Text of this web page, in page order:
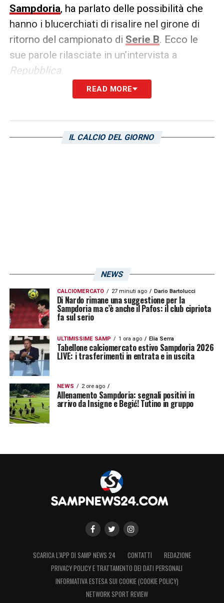
Sampdoria, ha parlato delle possibilità che
hanno i blucerchiati di risalire nel girone di
ritorno del campionato di Serie B. Ecco le
sue parole rilasciate in un’intervista a
Repubblica.
GIRONE DI RITORNO –«Sono un tifoso della
preoccupazione, anche tra la gente, la
READ MORE
IL CALCIO DEL GIORNO
NEWS
CALCIOMERCATO 27 minuti ago Dario Bartolucci
Di Nardo rimane una suggestione per la
Sampdoria ma c’è anche il Pafos: il club cipriota
fa sul serio
ULTIMISSIME SAMP 1 ora ago Elia Serra
Tabellone calciomercato estivo Sampdoria 2026
LIVE: i trasferimenti in entrata e in uscita
NEWS 2 ore ago
Allenamento Sampdoria: segnali positivi in
arrivo da Insigne e Begić! Tutino in gruppo
SCARICA L’APP DI SAMP NEWS 24 CONTATTI
REDAZIONE
PRIVACY POLICY E TRATTAMENTO DEI DATI PERSONALI
INFORMATIVA ESTESA SUI COOKIE (COOKIE POLICY)
NETWORK SPORT REVIEW